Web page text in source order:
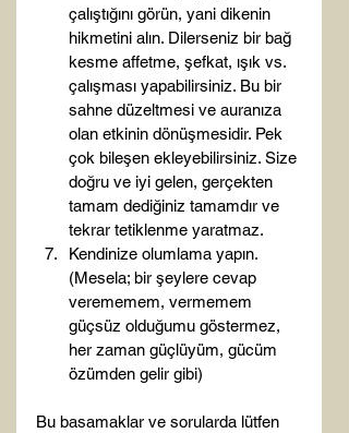
çalıştığını görün, yani dikenin
hikmetini alın. Dilerseniz bir bağ
kesme affetme, şefkat, ışık vs.
çalışması yapabilirsiniz. Bu bir
sahne düzeltmesi ve auranıza
olan etkinin dönüşmesidir. Pek
çok bileşen ekleyebilirsiniz. Size
doğru ve iyi gelen, gerçekten
tamam dediğiniz tamamdır ve
tekrar tetiklenme yaratmaz.
Kendinize olumlama yapın.
(Mesela; bir şeylere cevap
verememem, vermemem
güçsüz olduğumu göstermez,
her zaman güçlüyüm, gücüm
özümden gelir gibi)
Bu basamaklar ve sorularda lütfen